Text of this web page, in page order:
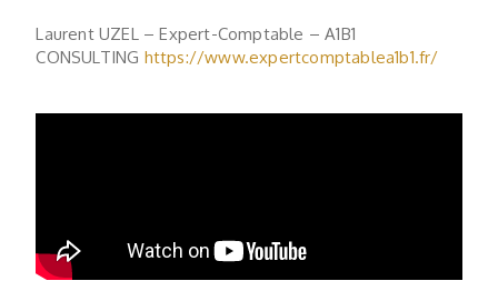
Laurent UZEL – Expert-Comptable – A1B1
CONSULTING https://www.expertcomptablea1b1.fr/